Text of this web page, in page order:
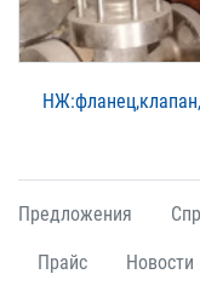
Предложения
Прайс Новости